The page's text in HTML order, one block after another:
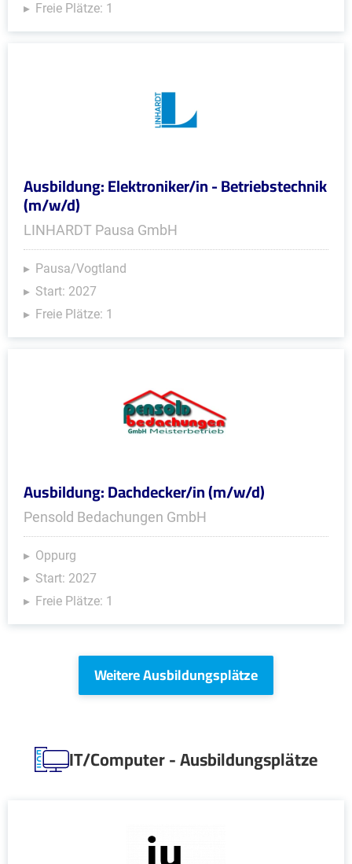
Freie Plätze: 1
Ausbildung: Elektroniker/in - Betriebstechnik
(m/w/d)
LINHARDT Pausa GmbH
Pausa/Vogtland
Start: 2027
Freie Plätze: 1
Ausbildung: Dachdecker/in (m/w/d)
Pensold Bedachungen GmbH
Oppurg
Start: 2027
Freie Plätze: 1
Weitere Ausbildungsplätze
IT/Computer - Ausbildungsplätze